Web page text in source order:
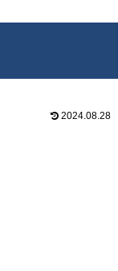
2024.08.28